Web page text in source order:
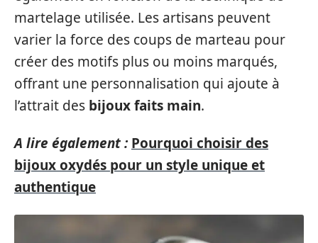
martelage utilisée. Les artisans peuvent
varier la force des coups de marteau pour
créer des motifs plus ou moins marqués,
offrant une personnalisation qui ajoute à
l’attrait des bijoux faits main.
A lire également : Pourquoi choisir des
bijoux oxydés pour un style unique et
authentique